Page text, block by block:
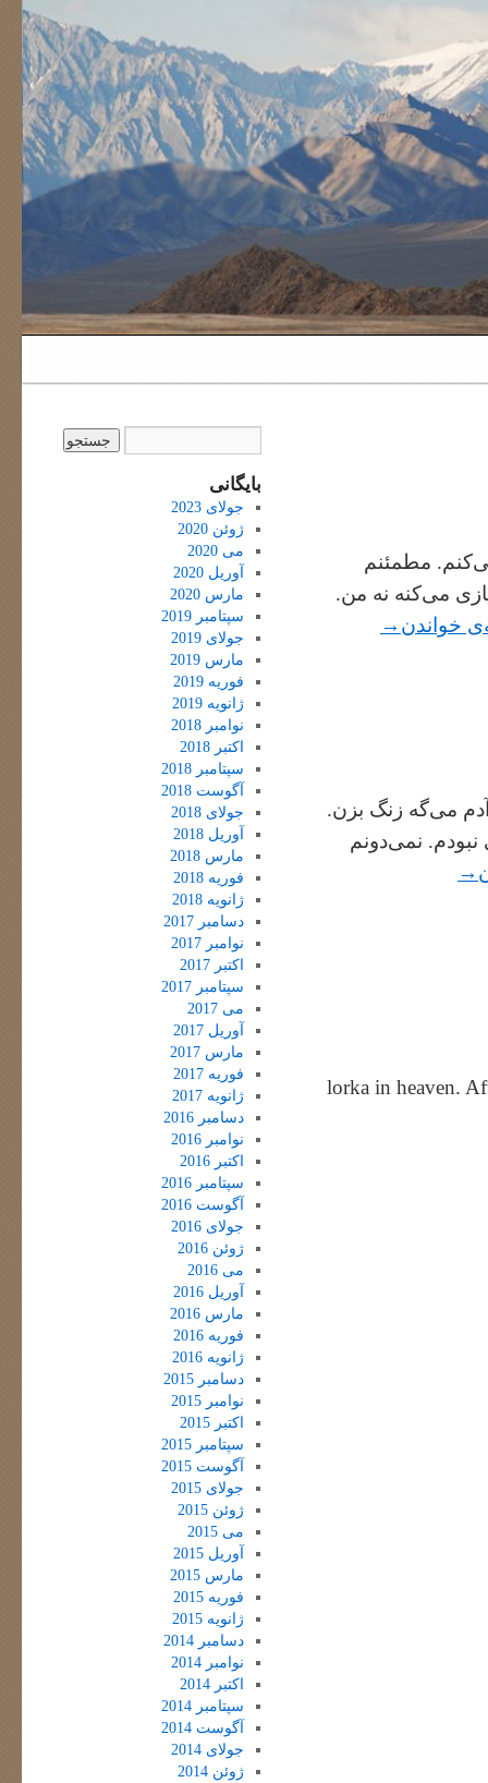
مطمئنم
می‌کنه نه من.
خواندن →
می‌گه زنگ بزن.
نبودم. نمی‌دونم
→
#lorka in heaven.
بایگانی
جولای 2023
ژوئن 2020
می 2020
آوریل 2020
مارس 2020
سپتامبر 2019
جولای 2019
مارس 2019
فوریه 2019
ژانویه 2019
نوامبر 2018
اکتبر 2018
سپتامبر 2018
آگوست 2018
جولای 2018
آوریل 2018
مارس 2018
فوریه 2018
ژانویه 2018
دسامبر 2017
نوامبر 2017
اکتبر 2017
سپتامبر 2017
می 2017
آوریل 2017
مارس 2017
فوریه 2017
ژانویه 2017
دسامبر 2016
نوامبر 2016
اکتبر 2016
سپتامبر 2016
آگوست 2016
جولای 2016
ژوئن 2016
می 2016
آوریل 2016
مارس 2016
فوریه 2016
ژانویه 2016
دسامبر 2015
نوامبر 2015
اکتبر 2015
سپتامبر 2015
آگوست 2015
جولای 2015
ژوئن 2015
می 2015
آوریل 2015
مارس 2015
فوریه 2015
ژانویه 2015
دسامبر 2014
نوامبر 2014
اکتبر 2014
سپتامبر 2014
آگوست 2014
جولای 2014
ژوئن 2014